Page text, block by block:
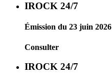
IROCK 24/7
Émission du 23 juin 2026
Consulter
IROCK 24/7